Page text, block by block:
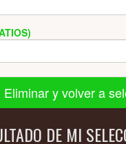
Eliminar y volver a
DE MI